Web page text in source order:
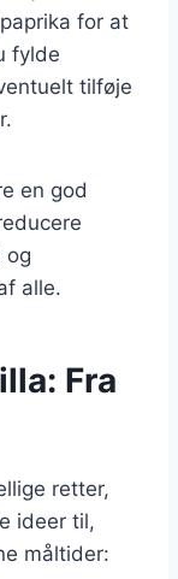
for at
fylde
tilføje
en god
og
alle.
Fra
retter,
ideer til,
måltider: